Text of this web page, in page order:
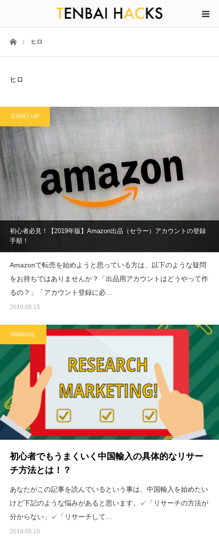
ホームヒロ
ヒロ
START UP
初心者必見！【2019年版】Amazon出品（セラー）アカウントの登録
手順！
Amazonで転売を始めようと思っている方は、以下のような疑問
をお持ちではありませんか？「出品用アカウントはどうやって作
るの？」「アカウント登録に必…
2019.06.15
MANUAL
初心者でもうまくいく中国輸入の具体的なリサー
チ方法とは！？
あなたがこの記事を読んでいるという事は、中国輸入を始めたい
けど下記のような悩みがあると思います。✓「リサーチの方法が
分からない」✓「リサーチして…
2019.05.10